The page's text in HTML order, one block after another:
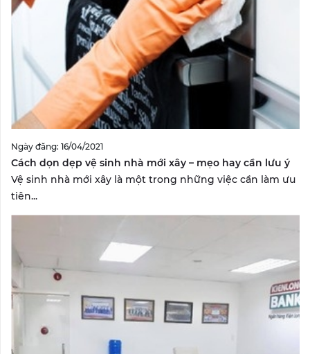
Ngày đăng: 16/04/2021
Cách dọn dẹp vệ sinh nhà mới xây – mẹo hay cần lưu ý
Vệ sinh nhà mới xây là một trong những việc cần làm ưu
tiên...